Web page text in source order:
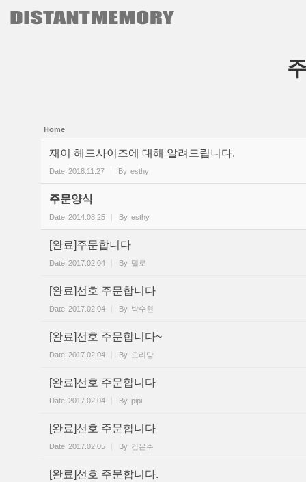
본문으로 바로가기
Home
재이 헤드사이즈에 대해 알려드립니다.
Date 2018.11.27 By esthy
주문양식
Date 2014.08.25 By esthy
[완료]주문합니다
Date 2017.02.04 By 텔로
[완료]선호 주문합니다
Date 2017.02.04 By 박수현
[완료]선호 주문합니다~
Date 2017.02.04 By 오리맘
[완료]선호 주문합니다
Date 2017.02.04 By pipi
[완료]선호 주문합니다
Date 2017.02.05 By 김은주
[완료]선호 주문합니다.
Sketchbook5, 스케치북5